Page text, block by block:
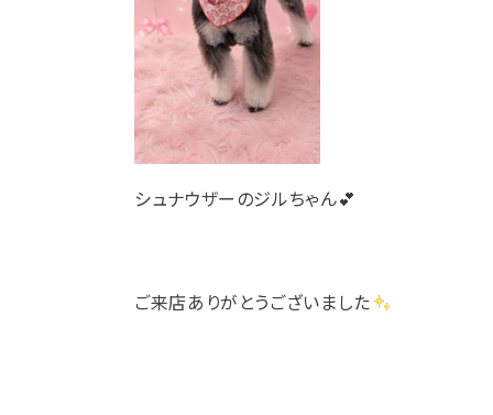
シュナウザーのジルちゃん💕
ご来店ありがとうございました